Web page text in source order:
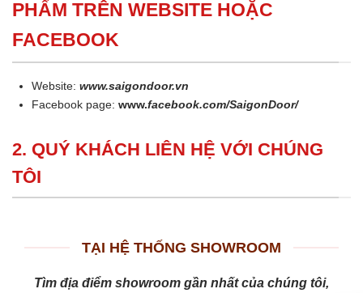
PHẨM TRÊN WEBSITE HOẶC
FACEBOOK
Website:www.saigondoor.vn
Facebook page:www.facebook.com/SaigonDoor/
2. QUÝ KHÁCH LIÊN HỆ VỚI CHÚNG
TÔI
TẠI HỆ THỐNG SHOWROOM
Tìm địa điểm showroom gần nhất của chúng tôi,